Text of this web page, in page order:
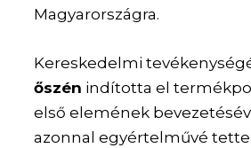
Magyarországra.
Kereskedelmi
őszén indította el
első elemének
azonnal egyértelművé tette